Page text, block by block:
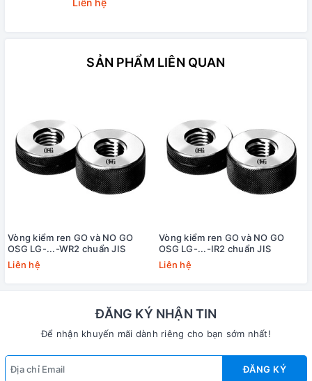
SẢN PHẨM LIÊN QUAN
Vòng kiểm ren GO và NO GO
OSG LG-...-WR2 chuẩn JIS
Liên hệ
Vòng kiểm ren GO và NO GO
OSG LG-...-IR2 chuẩn JIS
Liên hệ
ĐĂNG KÝ NHẬN TIN
Để nhận khuyến mãi dành riêng cho bạn sớm nhất!
ĐĂNG KÝ